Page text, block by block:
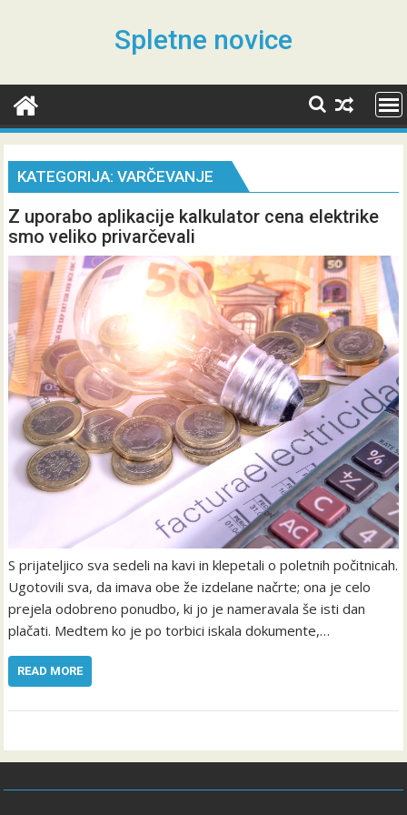
Spletne novice
KATEGORIJA:VARČEVANJE
Z uporabo aplikacije kalkulator cena elektrike
smo veliko privarčevali
S prijateljico sva sedeli na kavi in klepetali o poletnih počitnicah.
Ugotovili sva, da imava obe že izdelane načrte; ona je celo
prejela odobreno ponudbo, ki jo je nameravala še isti dan
plačati. Medtem ko je po torbici iskala dokumente,…
READ MORE